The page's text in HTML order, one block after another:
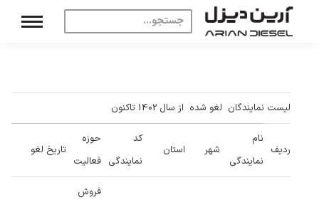
لیست نمایندگان لغو شده از سال 1402 تاکنون
ردیف
نام
نمایندگی
شهر استان
کد
نمایندگی
حوزه
فعالیت
تاریخ لغو
فروش